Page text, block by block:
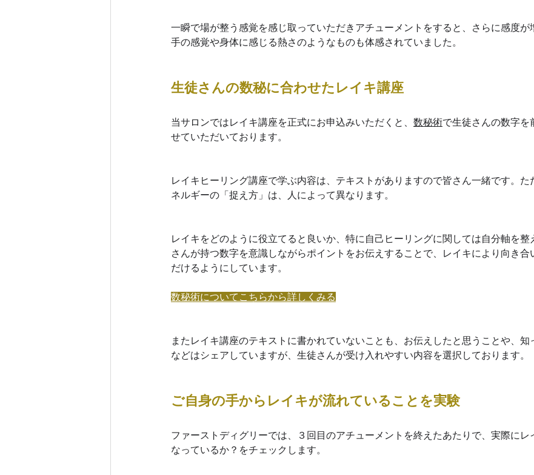
一瞬で場が整う感覚を感じ取っていただきアチューメントをすると、さらに感度が
手の感覚や身体に感じる熱さのようなものも体感されていました。
生徒さんの数秘に合わせたレイキ講座
当サロンではレイキ講座を正式にお申込みいただくと、 数秘術で生徒さんの数字を
せていただいております。
レイキヒーリング講座で学ぶ内容は、テキストがありますので皆さん一緒です。た
ネルギーの「捉え方」は、人によって異なります。
レイキをどのように役立てると良いか、特に自己ヒーリングに関しては自分軸を整
さんが持つ数字を意識しながらポイントをお伝えすることで、レイキにより向き合
だけるようにしています。
数秘術についてこちらから詳しくみる
またレイキ講座のテキストに書かれていないことも、お伝えしたと思うことや、知
などはシェアしていますが、生徒さんが受け入れやすい内容を選択しております。
ご自身の手からレイキが流れていることを実験
ファーストディグリーでは、３回目のアチューメントを終えたあたりで、実際にレ
なっているか？をチェックします。